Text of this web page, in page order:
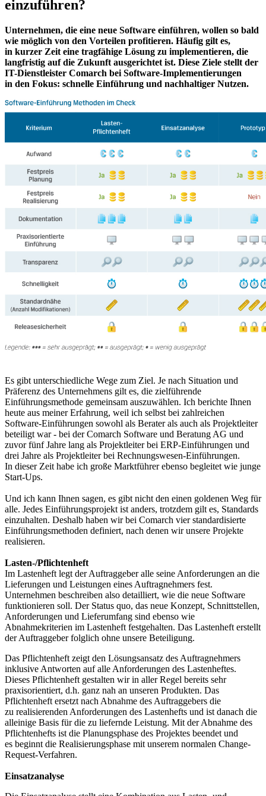
einzuführen?
Unternehmen, die eine neue Software einführen, wollen so bald
wie möglich von den Vorteilen profitieren. Häufig gilt es,
in kurzer Zeit eine tragfähige Lösung zu implementieren, die
langfristig auf die Zukunft ausgerichtet ist. Diese Ziele stellt der
IT-Dienstleister Comarch bei Software-Implementierungen
in den Fokus: schnelle Einführung und nachhaltiger Nutzen.
Es gibt unterschiedliche Wege zum Ziel. Je nach Situation und
Präferenz des Unternehmens gilt es, die zielführende
Einführungsmethode gemeinsam auszuwählen. Ich berichte Ihnen
heute aus meiner Erfahrung, weil ich selbst bei zahlreichen
Software-Einführungen sowohl als Berater als auch als Projektleiter
beteiligt war - bei der Comarch Software und Beratung AG und
zuvor fünf Jahre lang als Projektleiter bei ERP-Einführungen und
drei Jahre als Projektleiter bei Rechnungswesen-Einführungen.
In dieser Zeit habe ich große Marktführer ebenso begleitet wie junge
Start-Ups.
Und ich kann Ihnen sagen, es gibt nicht den einen goldenen Weg für
alle. Jedes Einführungsprojekt ist anders, trotzdem gilt es, Standards
einzuhalten. Deshalb haben wir bei Comarch vier standardisierte
Einführungsmethoden definiert, nach denen wir unsere Projekte
realisieren.
Lasten-/Pflichtenheft
Im Lastenheft legt der Auftraggeber alle seine Anforderungen an die
Lieferungen und Leistungen eines Auftragnehmers fest.
Unternehmen beschreiben also detailliert, wie die neue Software
funktionieren soll. Der Status quo, das neue Konzept, Schnittstellen,
Anforderungen und Lieferumfang sind ebenso wie
Abnahmekriterien im Lastenheft festgehalten. Das Lastenheft erstellt
der Auftraggeber folglich ohne unsere Beteiligung.
Das Pflichtenheft zeigt den Lösungsansatz des Auftragnehmers
inklusive Antworten auf alle Anforderungen des Lastenheftes.
Dieses Pflichtenheft gestalten wir in aller Regel bereits sehr
praxisorientiert, d.h. ganz nah an unseren Produkten. Das
Pflichtenheft ersetzt nach Abnahme des Auftraggebers die
zu realisierenden Anforderungen des Lastenhefts und ist danach die
alleinige Basis für die zu liefernde Leistung. Mit der Abnahme des
Pflichtenhefts ist die Planungsphase des Projektes beendet und
es beginnt die Realisierungsphase mit unserem normalen Change-
Request-Verfahren.
Einsatzanalyse